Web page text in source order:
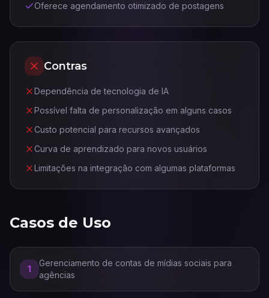
Oferece agendamento otimizado de postagens
Contras
Dependência de tecnologia de IA
Possível falta de personalização em alguns casos
Custo potencial para recursos avançados
Curva de aprendizado para novos usuários
Limitações na integração com algumas plataformas
Casos de Uso
1
Gerenciamento de contas de mídias sociais para
agências